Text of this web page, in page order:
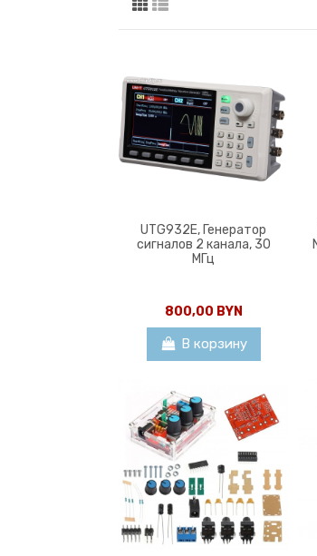
UTG932E, Генератор
сигналов 2 канала, 30
МГц
800,00 BYN
В корзину